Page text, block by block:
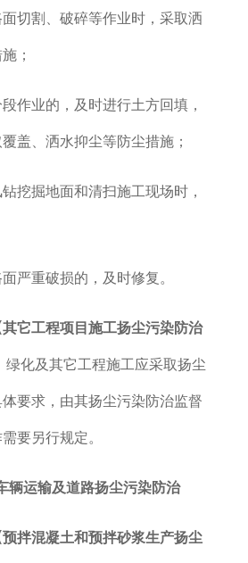
面切割、破碎等作业时，采取洒
；
段作业的，及时进行土方回填，
盖、洒水抑尘等防尘措施；
钻挖掘地面和清扫施工现场时，
面严重破损的，及时修复。
它工程项目施工扬尘污染防治
绿化及其它工程施工应采取扬尘
要求，由其扬尘污染防治监督
要另行规定。
辆运输及道路扬尘污染防治
预拌混凝土和预拌砂浆生产扬尘